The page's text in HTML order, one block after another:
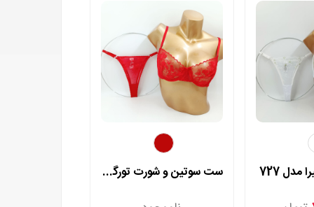
مدل 727 ست سوتین و شورت تورگاز آمیرا مدل 730